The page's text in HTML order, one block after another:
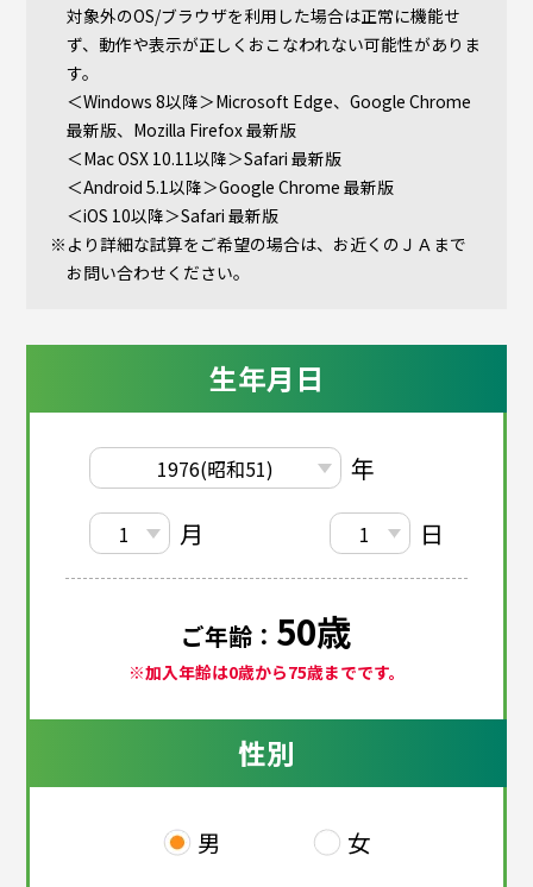
対象外のOS/ブラウザを利用した場合は正常に機能せ
ず、動作や表示が正しくおこなわれない可能性がありま
す。
＜Windows 8以降＞Microsoft Edge、Google Chrome
最新版、Mozilla Firefox 最新版
＜Mac OSX 10.11以降＞Safari 最新版
＜Android 5.1以降＞Google Chrome 最新版
＜iOS 10以降＞Safari 最新版
より詳細な試算をご希望の場合は、お近くのＪＡまで
お問い合わせください。
生年月日
年
月
日
ご年齢： 50歳
※加入年齢は0歳から75歳までです。
性別
男 女